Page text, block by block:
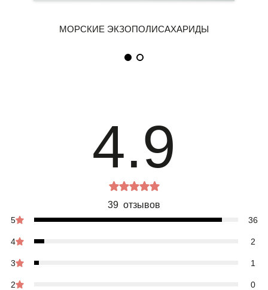
4.9
39 отзывов
5 36
4 2
3 1
2 0